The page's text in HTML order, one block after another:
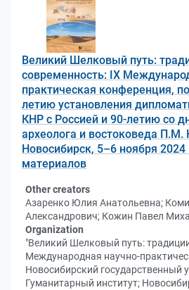
Великий Шелковый путь:
современность: IX
практическая конференция,
летию установления
КНР с Россией и 90-летию со
археолога и востоковеда П.М.
Новосибирск, 5–6 ноября 2024
материалов
Other creators
Азаренко Юлия Анатольевна;
Александрович; Кожин Павел
Organization
"Великий Шелковый путь:
Международная научно-
Новосибирский государственный
Гуманитарный институт;